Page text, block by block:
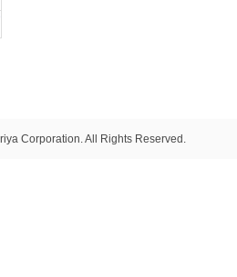
Corporation. All Rights Reserved.